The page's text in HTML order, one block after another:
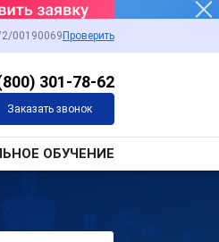
00190069 Проверить
301-78-62
Заказать звонок
ОБУЧЕНИЕ